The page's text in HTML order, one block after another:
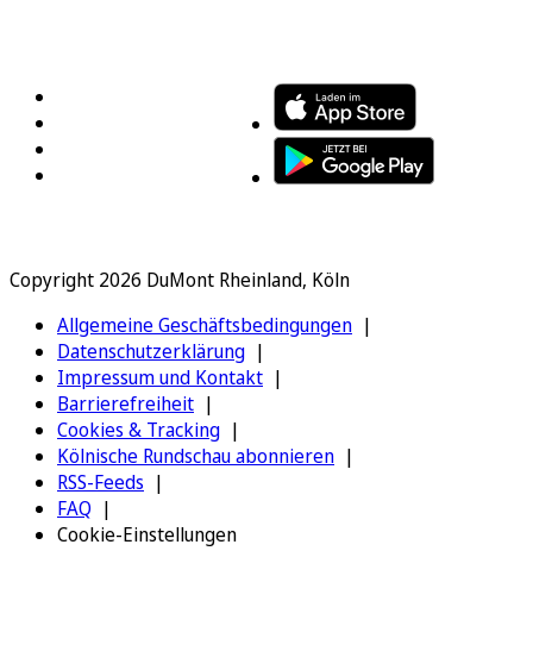
Copyright 2026 DuMont Rheinland, Köln
Allgemeine Geschäftsbedingungen
Datenschutzerklärung
Impressum und Kontakt
Barrierefreiheit
Cookies & Tracking
Kölnische Rundschau abonnieren
RSS-Feeds
FAQ
Cookie-Einstellungen